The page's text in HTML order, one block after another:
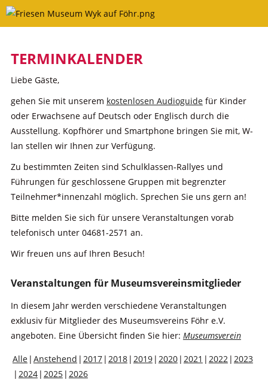
Skip
TERMINKALENDER
Liebe Gäste,
gehen Sie mit unserem kostenlosen Audioguidefür Kinder
oder Erwachsene auf Deutsch oder Englisch durch die
Ausstellung. Kopfhörer und Smartphone bringen Sie mit, W-
lan stellen wir Ihnen zur Verfügung.
Zu bestimmten Zeiten sind Schulklassen-Rallyes und
Führungen für geschlossene Gruppen mit begrenzter
Teilnehmer*innenzahl möglich. Sprechen Sie uns gern an!
Bitte melden Sie sich für unsere Veranstaltungen vorab
telefonisch unter 04681-2571 an.
Wir freuen uns auf Ihren Besuch!
Veranstaltungen für Museumsvereinsmitglieder
In diesem Jahr werden verschiedene Veranstaltungen
exklusiv für Mitglieder des Museumsvereins Föhr e.V.
angeboten. Eine Übersicht finden Sie hier: Museumsverein
Alle Anstehend 2017 2018 2019 2020 2021 2022
2023
2024 2025 2026